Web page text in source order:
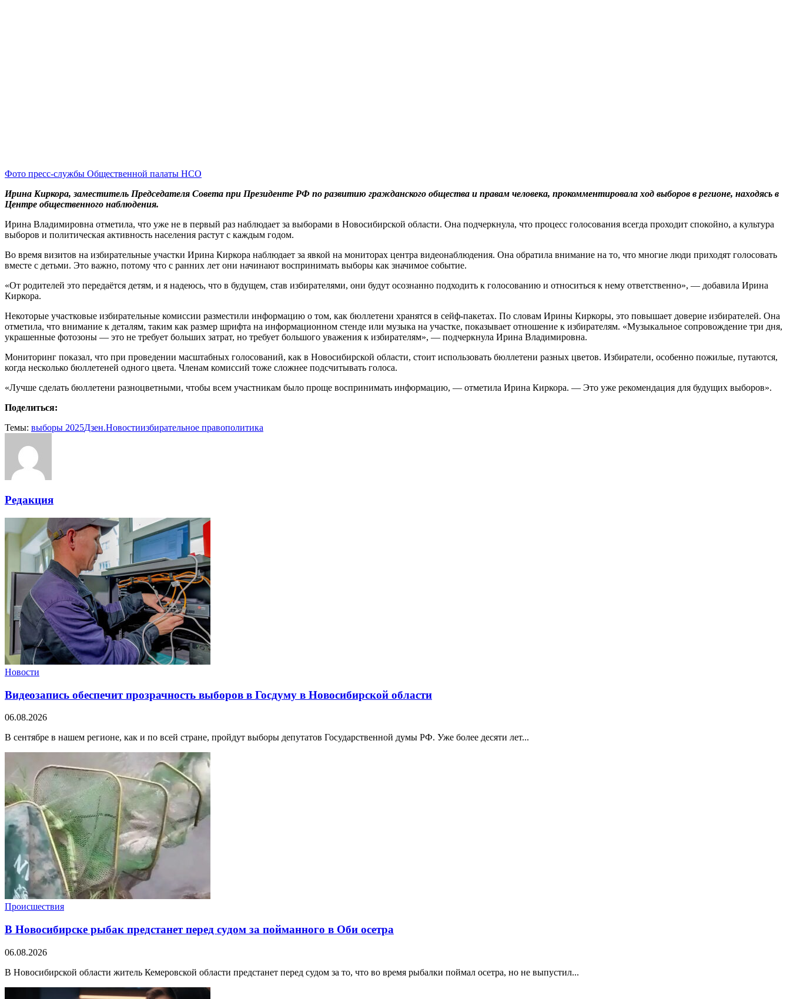
Фото пресс-службы Общественной палаты НСО
Ирина Киркора, заместитель Председателя Совета при Президенте РФ по развитию гражданского общества и правам человека, прокомментировала ход выборов в регионе, находясь в
Центре общественного наблюдения.
Ирина Владимировна отметила, что уже не в первый раз наблюдает за выборами в Новосибирской области. Она подчеркнула, что процесс голосования всегда проходит спокойно, а культура
выборов и политическая активность населения растут с каждым годом.
Во время визитов на избирательные участки Ирина Киркора наблюдает за явкой на мониторах центра видеонаблюдения. Она обратила внимание на то, что многие люди приходят голосовать
вместе с детьми. Это важно, потому что с ранних лет они начинают воспринимать выборы как значимое событие.
«От родителей это передаётся детям, и я надеюсь, что в будущем, став избирателями, они будут осознанно подходить к голосованию и относиться к нему ответственно», — добавила Ирина
Киркора.
Некоторые участковые избирательные комиссии разместили информацию о том, как бюллетени хранятся в сейф-пакетах. По словам Ирины Киркоры, это повышает доверие избирателей. Она
отметила, что внимание к деталям, таким как размер шрифта на информационном стенде или музыка на участке, показывает отношение к избирателям. «Музыкальное сопровождение три дня,
украшенные фотозоны — это не требует больших затрат, но требует большого уважения к избирателям», — подчеркнула Ирина Владимировна.
Мониторинг показал, что при проведении масштабных голосований, как в Новосибирской области, стоит использовать бюллетени разных цветов. Избиратели, особенно пожилые, путаются,
когда несколько бюллетеней одного цвета. Членам комиссий тоже сложнее подсчитывать голоса.
«Лучше сделать бюллетени разноцветными, чтобы всем участникам было проще воспринимать информацию, — отметила Ирина Киркора. — Это уже рекомендация для будущих выборов».
Поделиться:
Темы: выборы 2025Дзен.Новостиизбирательное правополитика
Редакция
Новости
Видеозапись обеспечит прозрачность выборов в Госдуму в Новосибирской области
06.08.2026
В сентябре в нашем регионе, как и по всей стране, пройдут выборы депутатов Государственной думы РФ. Уже более десяти лет...
Происшествия
В Новосибирске рыбак предстанет перед судом за пойманного в Оби осетра
06.08.2026
В Новосибирской области житель Кемеровской области предстанет перед судом за то, что во время рыбалки поймал осетра, но не выпустил...